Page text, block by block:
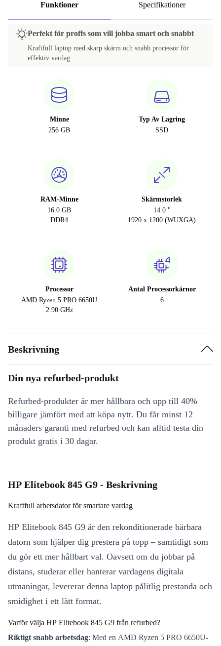
Funktioner Specifikationer
Perfekt för proffs som vill jobba smart och snabbt
Kraftfull laptop med skarp skärm och snabb processor för
effektiv vardag.
Minne
256 GB
Typ Av Lagring
SSD
RAM-Minne
16.0 GB
DDR4
Skärmstorlek
14.0 "
1920 x 1200 (WUXGA)
Processor
AMD Ryzen 5 PRO 6650U
2.90 GHz
Antal Processorkärnor
6
Beskrivning
Din nya refurbed-produkt
Refurbed-produkter är mer hållbara och upp till 40%
billigare jämfört med att köpa nytt. Du får minst 12
månaders garanti med refurbed och kan alltid testa din
produkt gratis i 30 dagar.
HP Elitebook 845 G9 - Beskrivning
Kraftfull arbetsdator för smartare vardag
HP Elitebook 845 G9 är den rekonditionerade bärbara
datorn som hjälper dig prestera på topp – samtidigt som
du gör ett mer hållbart val. Oavsett om du jobbar på
distans, studerar eller hanterar vardagens digitala
utmaningar, levererar denna laptop pålitlig prestanda och
smidighet i ett lätt format.
Varför välja HP Elitebook 845 G9 från refurbed?
Riktigt snabb arbetsdag: Med en AMD Ryzen 5 PRO 6650U-